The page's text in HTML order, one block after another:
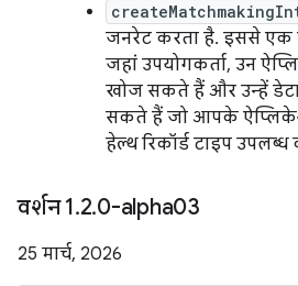
जनरेट करता है. इससे एक
जहां उपयोगकर्ता, उन
खोज सकते हैं और उन्हें
सकते हैं जो आपके
हेल्थ रिकॉर्ड टाइप
वर्शन 1.2.0-alpha03
25 मार्च, 2026